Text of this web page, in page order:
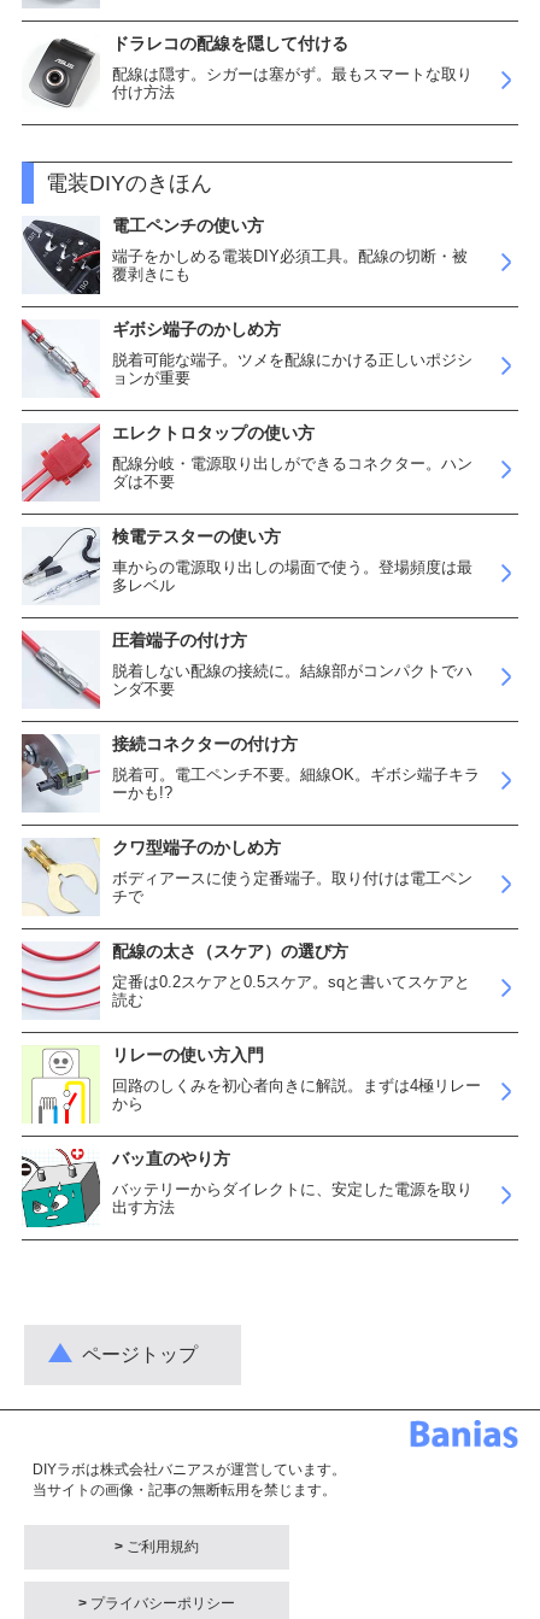
ドラレコの配線を隠して付ける
配線は隠す。シガーは塞がず。最もスマートな取り
付け方法
電装DIYのきほん
電工ペンチの使い方
端子をかしめる電装DIY必須工具。配線の切断・被
覆剥きにも
ギボシ端子のかしめ方
脱着可能な端子。ツメを配線にかける正しいポジシ
ョンが重要
エレクトロタップの使い方
配線分岐・電源取り出しができるコネクター。ハン
ダは不要
検電テスターの使い方
車からの電源取り出しの場面で使う。登場頻度は最
多レベル
圧着端子の付け方
脱着しない配線の接続に。結線部がコンパクトでハ
ンダ不要
接続コネクターの付け方
脱着可。電工ペンチ不要。細線OK。ギボシ端子キラ
ーかも!?
クワ型端子のかしめ方
ボディアースに使う定番端子。取り付けは電工ペン
チで
配線の太さ（スケア）の選び方
定番は0.2スケアと0.5スケア。sqと書いてスケアと
読む
リレーの使い方入門
回路のしくみを初心者向きに解説。まずは4極リレー
から
バッ直のやり方
バッテリーからダイレクトに、安定した電源を取り
出す方法
ページトップ
DIYラボは株式会社バニアスが運営しています。
当サイトの画像・記事の無断転用を禁じます。
> ご利用規約
> プライバシーポリシー